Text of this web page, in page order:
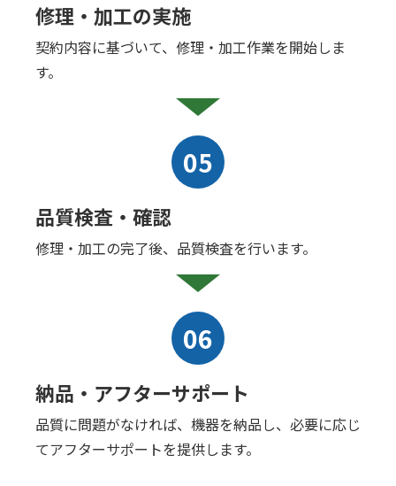
修理・加工の実施
契約内容に基づいて、修理・加工作業を開始しま
す。
05
品質検査・確認
修理・加工の完了後、品質検査を行います。
06
納品・アフターサポート
品質に問題がなければ、機器を納品し、必要に応じ
てアフターサポートを提供します。